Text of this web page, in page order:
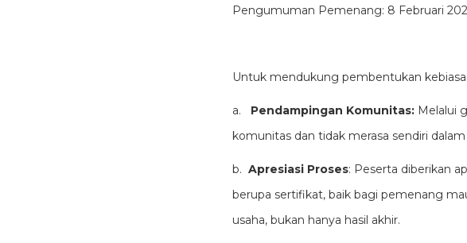
Pengumuman Pemenang: 8 Februari
Untuk mendukung pembentukan
a. Pendampingan Komunitas: Melalui
komunitas dan tidak merasa sendiri
b. Apresiasi Proses: Peserta diberikan
berupa sertifikat, baik bagi pemenang
usaha, bukan hanya hasil akhir.